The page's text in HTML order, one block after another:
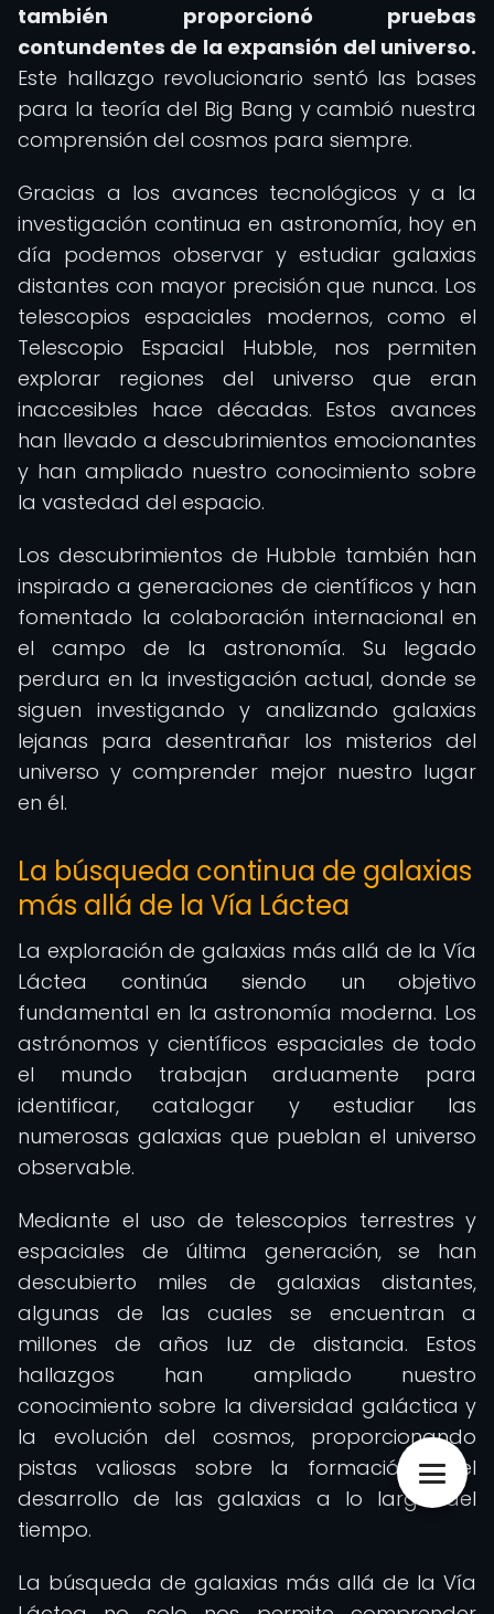
también proporcionó pruebas
contundentes de la expansión del universo.
Este hallazgo revolucionario sentó las bases
para la teoría del Big Bang y cambió nuestra
comprensión del cosmos para siempre.
Gracias a los avances tecnológicos y a la
investigación continua en astronomía, hoy en
día podemos observar y estudiar galaxias
distantes con mayor precisión que nunca. Los
telescopios espaciales modernos, como el
Telescopio Espacial Hubble, nos permiten
explorar regiones del universo que eran
inaccesibles hace décadas. Estos avances
han llevado a descubrimientos emocionantes
y han ampliado nuestro conocimiento sobre
la vastedad del espacio.
Los descubrimientos de Hubble también han
inspirado a generaciones de científicos y han
fomentado la colaboración internacional en
el campo de la astronomía. Su legado
perdura en la investigación actual, donde se
siguen investigando y analizando galaxias
lejanas para desentrañar los misterios del
universo y comprender mejor nuestro lugar
en él.
La búsqueda continua de galaxias
más allá de la Vía Láctea
La exploración de galaxias más allá de la Vía
Láctea continúa siendo un objetivo
fundamental en la astronomía moderna. Los
astrónomos y científicos espaciales de todo
el mundo trabajan arduamente para
identificar, catalogar y estudiar las
numerosas galaxias que pueblan el universo
observable.
Mediante el uso de telescopios terrestres y
espaciales de última generación, se han
descubierto miles de galaxias distantes,
algunas de las cuales se encuentran a
millones de años luz de distancia. Estos
hallazgos han ampliado nuestro
conocimiento sobre la diversidad galáctica y
la evolución del cosmos, proporcionando
pistas valiosas sobre la formación y el
desarrollo de las galaxias a lo largo del
tiempo.
La búsqueda de galaxias más allá de la Vía